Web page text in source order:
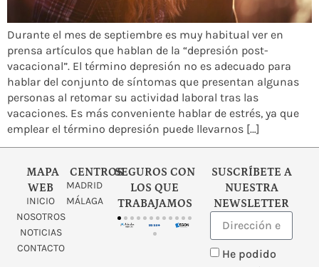
Durante el mes de septiembre es muy habitual ver en
prensa artículos que hablan de la “depresión post-
vacacional”. El término depresión no es adecuado para
hablar del conjunto de síntomas que presentan algunas
personas al retomar su actividad laboral tras las
vacaciones. Es más conveniente hablar de estrés, ya que
emplear el término depresión puede llevarnos […]
MAPA
WEB
INICIO
NOSOTROS
NOTICIAS
CONTACTO
CENTROS
MADRID
MÁLAGA
SEGUROS CON
LOS QUE
TRABAJAMOS
SUSCRÍBETE A
NUESTRA
NEWSLETTER
He podido